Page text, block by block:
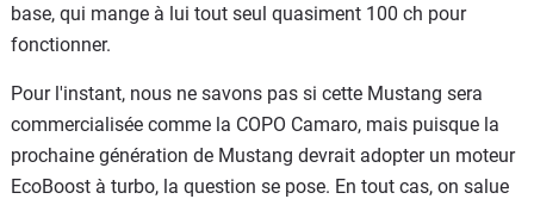
base, qui mange à lui tout seul quasiment 100 ch pour
fonctionner.
Pour l'instant, nous ne savons pas si cette Mustang sera
commercialisée comme la COPO Camaro, mais puisque la
prochaine génération de Mustang devrait adopter un moteur
EcoBoost à turbo, la question se pose. En tout cas, on salue